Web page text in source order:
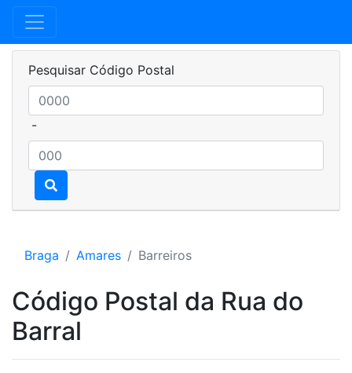
Pesquisar Código Postal
-
Braga Amares Barreiros
Código Postal da Rua do
Barral